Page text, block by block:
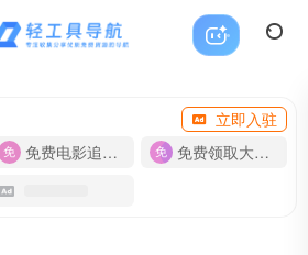
立即入驻
免费电影追剧APP 免费领取大流量卡【500G】